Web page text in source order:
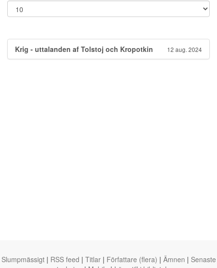
Krig - uttalanden af Tolstoj och Kropotkin 12 aug. 2024
Slumpmässigt | RSS feed | Titlar | Författare (flera) | Ämnen | Senaste